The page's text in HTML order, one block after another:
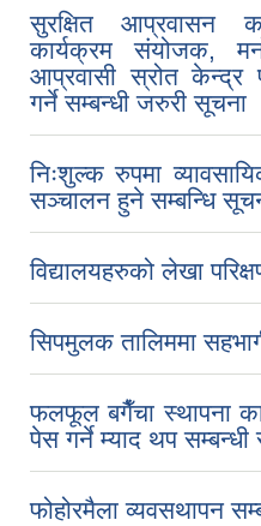
सुरक्षित आप्रवासन
कार्यक्रम संयोजक,
आप्रवासी स्रोत केन्द्र
गर्ने सम्बन्धी जरुरी सूचना
निःशुल्क रुपमा
सञ्चालन हुने सम्बन्धि
विद्यालयहरुको लेखा
सिपमुलक तालिममा
फलफूल बगैँचा स्थापना
पेस गर्ने म्याद थप
फोहोरमैला व्यवसथापन